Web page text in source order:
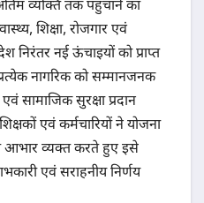
व्यक्ति तक पहुंचाने का
शिक्षा, रोजगार एवं
निरंतर नई ऊंचाइयों को प्राप्त
नागरिक को सम्मानजनक
सामाजिक सुरक्षा प्रदान
एवं कर्मचारियों ने योजना
आभार व्यक्त करते हुए इसे
एवं सराहनीय निर्णय